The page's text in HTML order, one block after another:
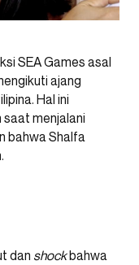
SEA Games asal
ajang
Hal ini
menjalani
bahwa Shalfa
dan shockbahwa